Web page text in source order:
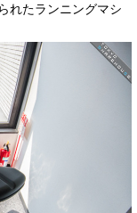
れたランニングマシ